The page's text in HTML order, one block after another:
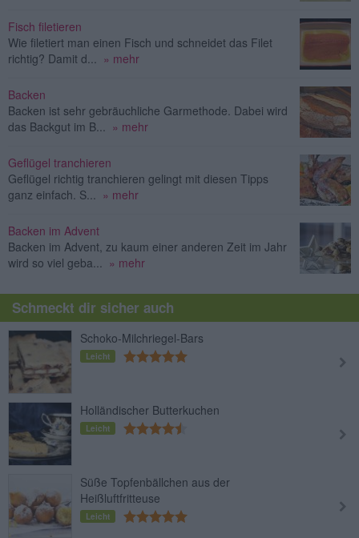
Fisch filetieren
Wie filetiert man einen Fisch und schneidet das Filet
richtig? Damit d... » mehr
Backen
Backen ist sehr gebräuchliche Garmethode. Dabei wird
das Backgut im B... » mehr
Geflügel tranchieren
Geflügel richtig tranchieren gelingt mit diesen Tipps
ganz einfach. S... » mehr
Backen im Advent
Backen im Advent, zu kaum einer anderen Zeit im Jahr
wird so viel geba... » mehr
Schmeckt dir sicher auch
Schoko-Milchriegel-Bars
Leicht
Holländischer Butterkuchen
Leicht
Süße Topfenbällchen aus der
Heißluftfritteuse
Leicht